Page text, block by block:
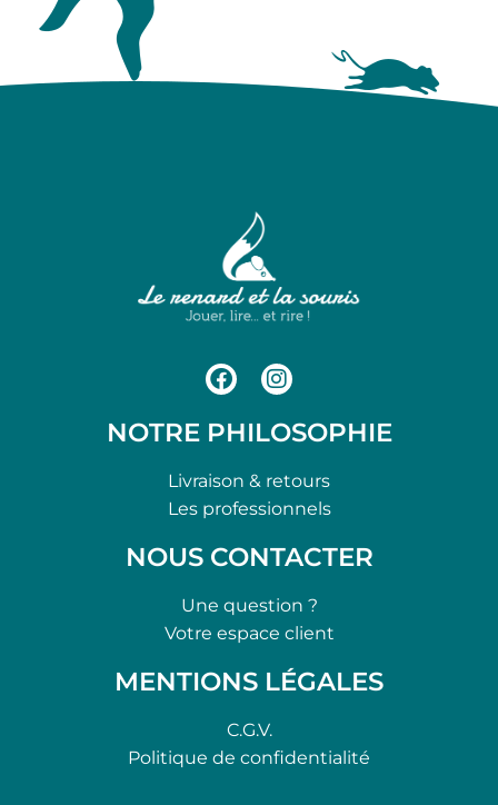
NOTRE PHILOSOPHIE
Livraison & retours
Les professionnels
NOUS CONTACTER
Une question ?
Votre espace client
MENTIONS LÉGALES
C.G.V.
Politique de confidentialité